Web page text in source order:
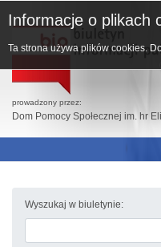
prowadzony przez:
Dom Pomocy Społecznej im. hr
Wyszukaj w biuletynie:
Informacje o plikach
Ta strona używa plików cookies.